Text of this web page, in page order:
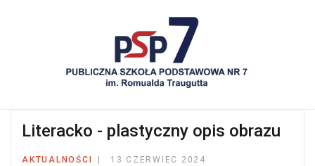
Literacko - plastyczny opis obrazu
AKTUALNOŚCI 13 CZERWIEC 2024